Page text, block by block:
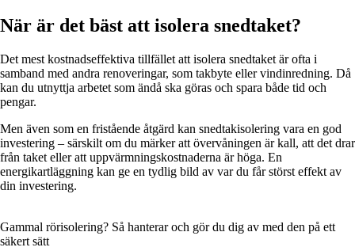
När är det bäst att isolera snedtaket?
Det mest kostnadseffektiva tillfället att isolera snedtaket är ofta i
samband med andra renoveringar, som takbyte eller vindinredning. Då
kan du utnyttja arbetet som ändå ska göras och spara både tid och
pengar.
Men även som en fristående åtgärd kan snedtakisolering vara en god
investering – särskilt om du märker att övervåningen är kall, att det drar
från taket eller att uppvärmningskostnaderna är höga. En
energikartläggning kan ge en tydlig bild av var du får störst effekt av
din investering.
Gammal rörisolering? Så hanterar och gör du dig av med den på ett
säkert sätt